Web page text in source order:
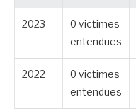
2023
0 victimes
entendues
2022
0 victimes
entendues